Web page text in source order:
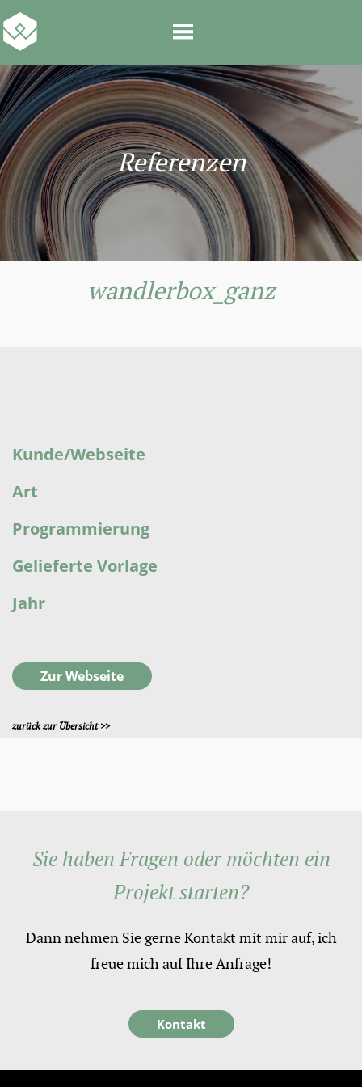
Referenzen
wandlerbox_ganz
Kunde/Webseite
Art
Programmierung
Gelieferte Vorlage
Jahr
Zur Webseite
zurück zur Übersicht >>
Sie haben Fragen oder möchten ein
Projekt starten?
Dann nehmen Sie gerne Kontakt mit mir auf, ich
freue mich auf Ihre Anfrage!
Kontakt